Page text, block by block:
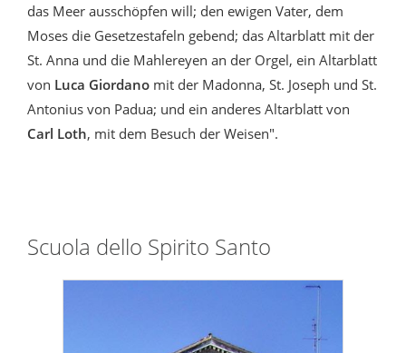
das Meer ausschöpfen will; den ewigen Vater, dem
Moses die Gesetzestafeln gebend; das Altarblatt mit der
St. Anna und die Mahlereyen an der Orgel, ein Altarblatt
von Luca Giordano mit der Madonna, St. Joseph und St.
Antonius von Padua; und ein anderes Altarblatt von
Carl Loth, mit dem Besuch der Weisen".
Scuola dello Spirito Santo